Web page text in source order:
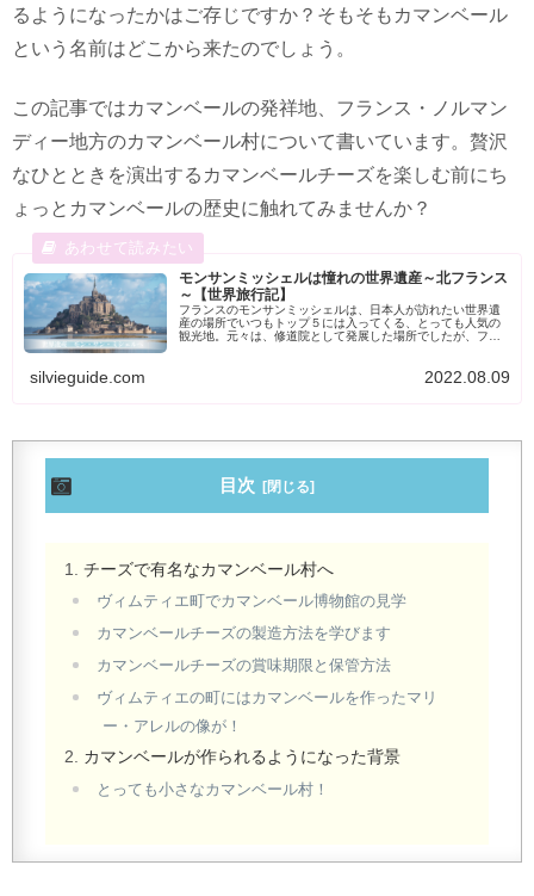
るようになったかはご存じですか？そもそもカマンベール
という名前はどこから来たのでしょう。
この記事ではカマンベールの発祥地、フランス・ノルマン
ディー地方のカマンベール村について書いています。贅沢
なひとときを演出するカマンベールチーズを楽しむ前にち
ょっとカマンベールの歴史に触れてみませんか？
モンサンミッシェルは憧れの世界遺産～北フランス
～【世界旅行記】
フランスのモンサンミッシェルは、日本人が訪れたい世界遺
産の場所でいつもトップ５には入ってくる、とっても人気の
観光地。元々は、修道院として発展した場所でしたが、フラ
silvieguide.com 2022.08.09
目次
チーズで有名なカマンベール村へ
ヴィムティエ町でカマンベール博物館の見学
カマンベールチーズの製造方法を学びます
カマンベールチーズの賞味期限と保管方法
ヴィムティエの町にはカマンベールを作ったマリ
ー・アレルの像が！
カマンベールが作られるようになった背景
とっても小さなカマンベール村！